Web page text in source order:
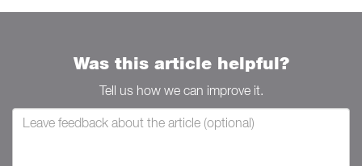
Was this article helpful?
Tell us how we can improve it.